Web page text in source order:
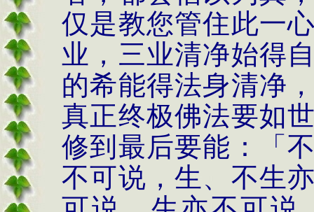
仅是教您管住此一
业，三业清净始得
的希能得法身清净
真正终极佛法要如
修到最后要能：「
不可说，生、不生